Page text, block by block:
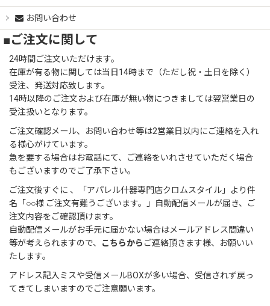
お問い合わせ
■ご注文に関して
24時間ご注文いただけます。
在庫が有る物に関しては当日14時まで（ただし祝・土日を除く）
受注、発送対応致します。
14時以降のご注文および在庫が無い物につきましては翌営業日の
受注扱いとなります。
ご注文確認メール、お問い合わせ等は2営業日以内にご連絡を入れ
る様心がけています。
急を要する場合はお電話にて、ご連絡をいれさせていただく場合
もございますのでご了承下さい。
ご注文後すぐに 、「アパレル什器専門店クロムスタイル」より件
名「○○様 ご注文有難うございます。」自動配信メールが届き、ご
注文内容をご確認頂けます。
自動配信メールがお手元に届かない場合はメールアドレス間違い
等が考えられますので、
こちらから ご連絡頂きます様、お願いい
たします。
アドレス記入ミスや受信メールBOXが多い場合、受信されず戻っ
てきてしまいますのでご注意願います。